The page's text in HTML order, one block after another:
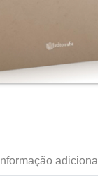
Informação adicional